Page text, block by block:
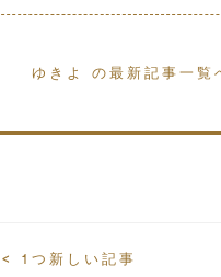
ゆきよ の最新記事一覧
< 1つ新しい記事